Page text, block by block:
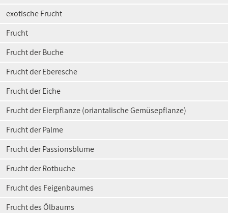
exotische Frucht
Frucht
Frucht der Buche
Frucht der Eberesche
Frucht der Eiche
Frucht der Eierpflanze (oriantalische Gemüsepflanze)
Frucht der Palme
Frucht der Passionsblume
Frucht der Rotbuche
Frucht des Feigenbaumes
Frucht des Ölbaums